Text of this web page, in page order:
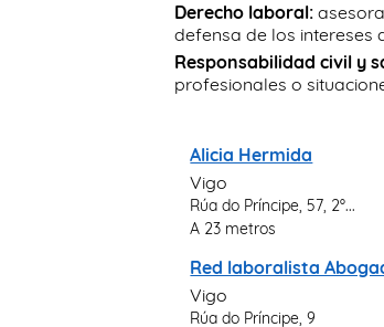
Derecho laboral:
defensa de los intereses
Responsabilidad civil y
profesionales o
Alicia Hermida
Vigo
Rúa do Príncipe, 57, 2º...
A 23 metros
Red laboralista
Vigo
Rúa do Príncipe, 9